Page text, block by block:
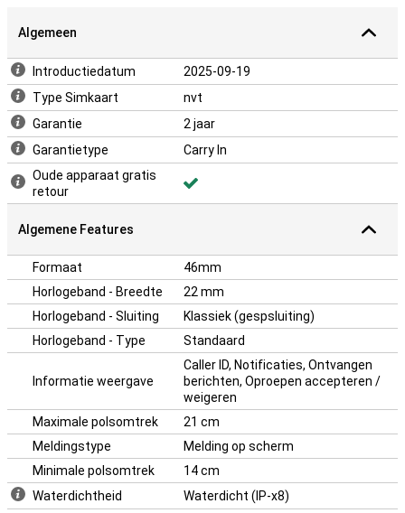
Algemeen
Introductiedatum
2025-09-19
Type Simkaart
nvt
Garantie
2 jaar
Garantietype
Carry In
Oude apparaat gratis
retour
Algemene Features
Formaat
46mm
Horlogeband - Breedte
22 mm
Horlogeband - Sluiting
Klassiek (gespsluiting)
Horlogeband - Type
Standaard
Informatie weergave
Caller ID, Notificaties, Ontvangen
berichten, Oproepen accepteren /
weigeren
Maximale polsomtrek
21 cm
Meldingstype
Melding op scherm
Minimale polsomtrek
14 cm
Waterdichtheid
Waterdicht (IP-x8)